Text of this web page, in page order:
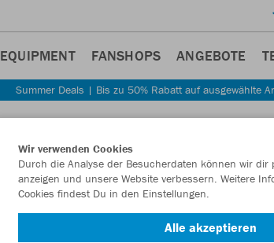
EQUIPMENT FANSHOPS ANGEBOTE
Summer Deals | Bis zu 50% Rabatt auf ausgewählte
Wir verwenden Cookies
Durch die Analyse der Besucherdaten können wir dir
anzeigen und unsere Website verbessern. Weitere
Cookies findest Du in den Einstellungen.
Alle akzeptieren